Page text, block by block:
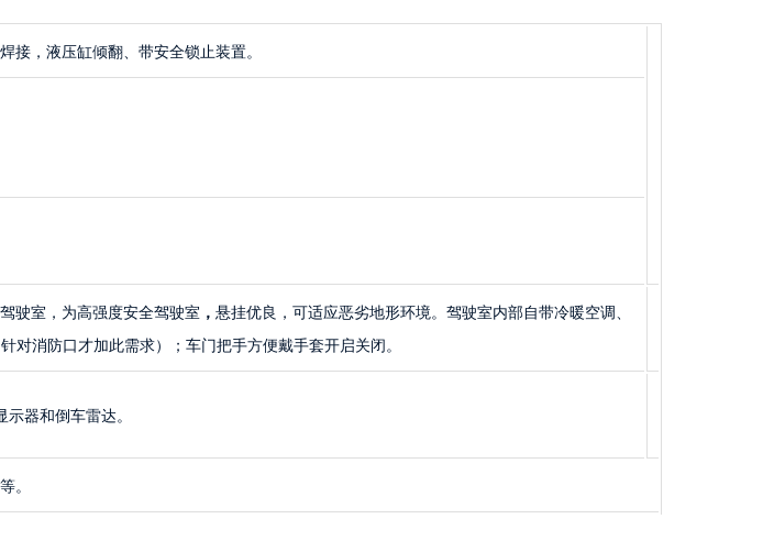
接，液压缸倾翻、带安全锁止装置。
驶室，为高强度安全驾驶室 ， 悬挂优良，可适应恶劣地形环境。驾驶室内部自带冷暖空调、
对消防口才加此需求）；车门把手方便戴手套开启关闭。
器和倒车雷达。
。